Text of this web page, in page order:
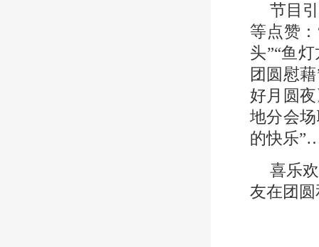
节目
等点赞
头”“鱼
团圆慰
好月圆
地分会
的快乐
喜乐
友在团